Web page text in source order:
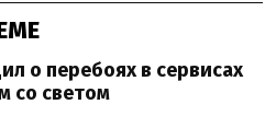
о перебоях в сервисах
со светом